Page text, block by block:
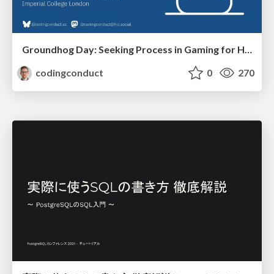
Groundhog Day: Seeking Process in Gaming for Health
codingconduct
0 270